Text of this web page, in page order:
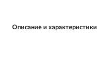
Описание и характеристики